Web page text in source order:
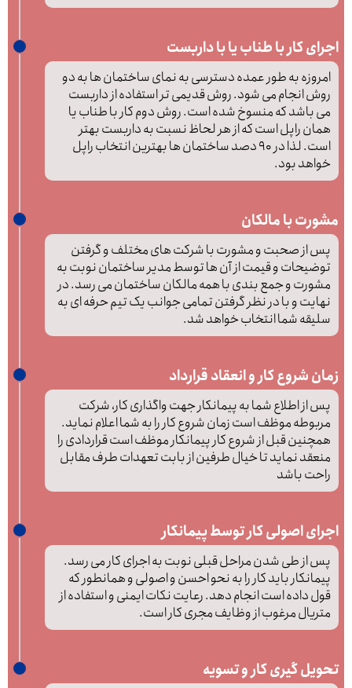
اجرای کار با طناب یا با داربست
امروزه به طور عمده دسترسی به نمای ساختمان ها به دو
روش انجام می شود. روش قدیمی تر استفاده از داربست
می باشد که منسوخ شده است. روش دوم کار با طناب یا
همان راپل است که از هر لحاظ نسبت به داربست بهتر
است. لذا در 90 دصد ساختمان ها بهترین انتخاب راپل
خواهد بود.
مشورت با مالکان
پس از صحبت و مشورت با شرکت های مختلف و گرفتن
توضیحات و قیمت از آن ها توسط مدیر ساختمان نوبت به
مشورت و جمع بندی با همه مالکان ساختمان می رسد. در
نهایت و با در نظر گرفتن تمامی جوانب یک تیم حرفه ای به
سلیقه شما انتخاب خواهد شد.
زمان شروع کار و انعقاد قرارداد
پس از اطلاع شما به پیمانکار جهت واگذاری کار، شرکت
مربوطه موظف است زمان شروع کار را به شما اعلام نماید.
همچنین قبل از شروع کار پیمانکار موظف است قراردادی را
منعقد نماید تا خیال طرفین از بابت تعهدات طرف مقابل
راحت باشد
اجرای اصولی کار توسط پیمانکار
پس از طی شدن مراحل قبلی نوبت به اجرای کار می رسد.
پیمانکار باید کار را به نحو احسن و اصولی و همانطور که
قول داده است انجام دهد. رعایت نکات ایمنی و استفاده از
متریال مرغوب از وظایف مجری کار است.
تحویل گیری کار و تسویه